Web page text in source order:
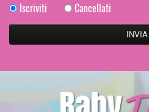
Iscriviti
Cancellati